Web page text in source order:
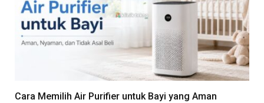
Cara Memilih Air Purifier untuk Bayi yang Aman